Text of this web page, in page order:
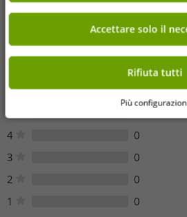
Opinioni dei clienti
Sfortunatamente, non ci sono
articolo.
4
0
3
0
2
0
1
0
Accettare solo il
Rifiuta tutti
Più